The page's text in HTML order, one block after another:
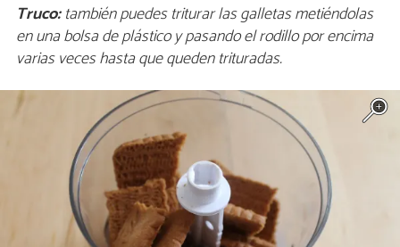
Truco:también puedes triturar las galletas metiéndolas
en una bolsa de plástico y pasando el rodillo por encima
varias veces hasta que queden trituradas.